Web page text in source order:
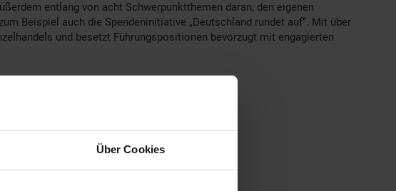
Über Cookies
entlang von acht Schwerpunktthemen daran, den eigenen
Beispiel auch die Spendeninitiative „Deutschland rundet auf“. Mit über
und besetzt Führungspositionen bevorzugt mit engagierten